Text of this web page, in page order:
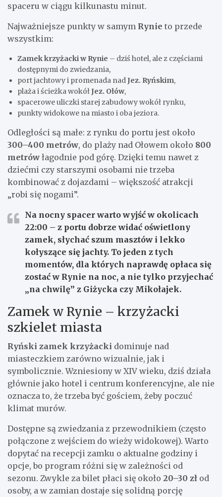
spaceru w ciągu kilkunastu minut.
Najważniejsze punkty w samym Rynie to przede
wszystkim:
Zamek krzyżacki w Rynie – dziś hotel, ale z częściami
dostępnymi do zwiedzania,
port jachtowy i promenada nadJez. Ryńskim,
plaża i ścieżka wokółJez. Ołów,
spacerowe uliczki starej zabudowy wokół rynku,
punkty widokowe na miasto i oba jeziora.
Odległości są małe: z rynku do portu jest około
300–400 metrów, do plaży nad Ołowem około 800
metrów łagodnie pod górę. Dzięki temu nawet z
dziećmi czy starszymi osobami nie trzeba
kombinować z dojazdami – większość atrakcji
„robi się nogami”.
Na nocny spacer warto wyjść w okolicach
22:00 – z portu dobrze widać oświetlony
zamek, słychać szum masztów i lekko
kołyszące się jachty. To jeden z tych
momentów, dla których naprawdę opłaca się
zostać w Rynie na noc, a nie tylko przyjechać
„na chwilę” z Giżycka czy Mikołajek.
Zamek w Rynie – krzyżacki
szkielet miasta
Ryński zamek krzyżacki dominuje nad
miasteczkiem zarówno wizualnie, jak i
symbolicznie. Wzniesiony w XIV wieku, dziś działa
głównie jako hotel i centrum konferencyjne, ale nie
oznacza to, że trzeba być gościem, żeby poczuć
klimat murów.
Dostępne są zwiedzania z przewodnikiem (często
połączone z wejściem do wieży widokowej). Warto
dopytać na recepcji zamku o aktualne godziny i
opcje, bo program różni się w zależności od
sezonu. Zwykle za bilet płaci się około 20–30 zł od
osoby, a w zamian dostaje się solidną porcję